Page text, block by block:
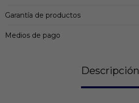
Garantía de productos
Medios de pago
Descripción